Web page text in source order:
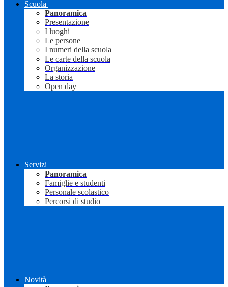
Scuola
Panoramica
Presentazione
I luoghi
Le persone
I numeri della scuola
Le carte della scuola
Organizzazione
La storia
Open day
Servizi
Panoramica
Famiglie e studenti
Personale scolastico
Percorsi di studio
Novità